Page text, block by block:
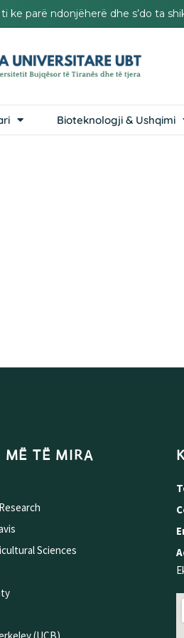
parë ndonjëherë dhe s’do ta
Bioteknologji & Ushqimi
MË TË MIRA
Sciences